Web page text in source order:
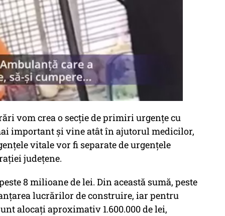
vom crea o secție de primiri urgențe cu
important și vine atât în ajutorul medicilor,
vitale vor fi separate de urgențele
județene.
8 milioane de lei. Din această sumă, peste
lucrărilor de construire, iar pentru
alocați aproximativ 1.600.000 de lei,